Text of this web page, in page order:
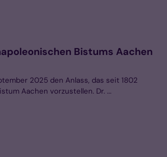
Bistums Aachen
2025 den Anlass, das seit 1802
Aachen vorzustellen. Dr. ...